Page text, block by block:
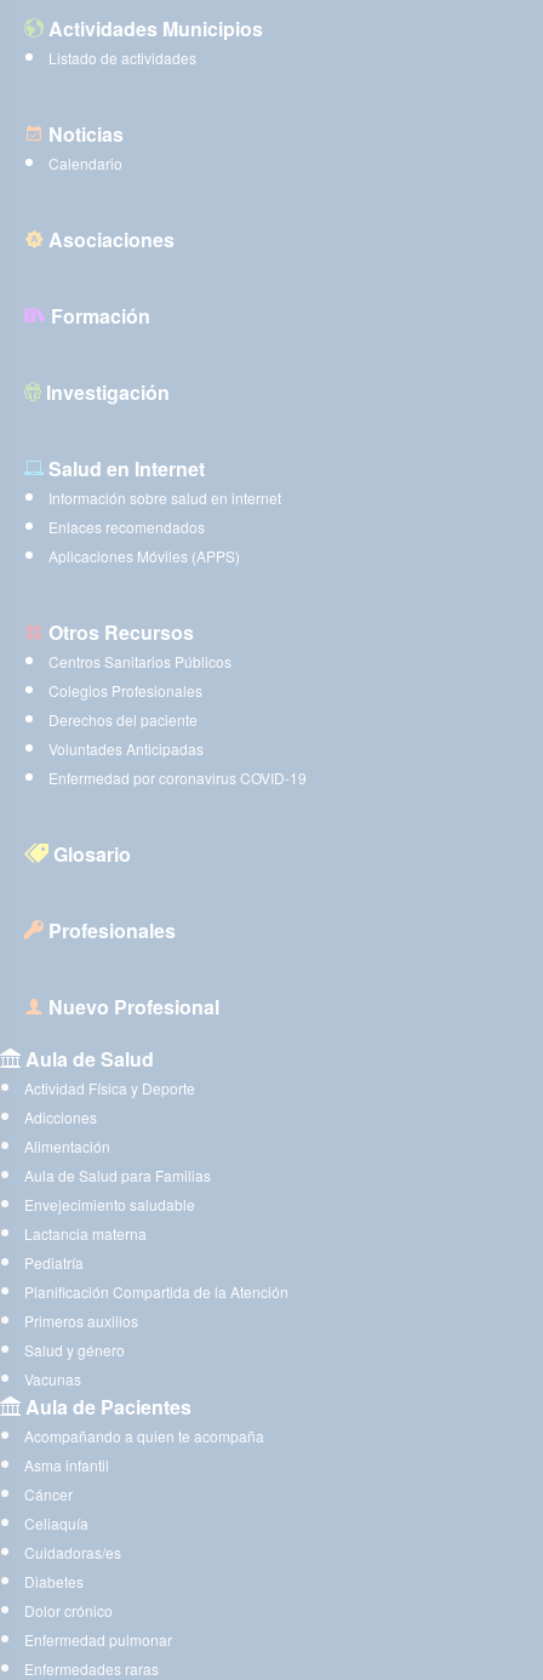
Actividades Municipios
Listado de actividades
Noticias
Calendario
Asociaciones
Formación
Investigación
Salud en Internet
Información sobre salud en internet
Enlaces recomendados
Aplicaciones Móviles (APPS)
Otros Recursos
Centros Sanitarios Públicos
Colegios Profesionales
Derechos del paciente
Voluntades Anticipadas
Enfermedad por coronavirus COVID-19
Glosario
Profesionales
Nuevo Profesional
Aula de Salud
Actividad Física y Deporte
Adicciones
Alimentación
Aula de Salud para Familias
Envejecimiento saludable
Lactancia materna
Pediatría
Planificación Compartida de la Atención
Primeros auxilios
Salud y género
Vacunas
Aula de Pacientes
Acompañando a quien te acompaña
Asma infantil
Cáncer
Celiaquía
Cuidadoras/es
Diabetes
Dolor crónico
Enfermedad pulmonar
Enfermedades raras